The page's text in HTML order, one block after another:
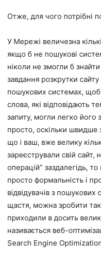
Отже, для чого потрібні
У Мережі величезна
якщо б не пошукові
ніколи не змогли б
завдання розкрутки
пошукових системах, щоб
слова, які відповідають
запиту, могли легко його
просто, оскільки швидше
що і ваш, вже велику
зареєстрували свій сайт,
операцій” заздалегідь,
просто формальність і
відвідувачів з
щастя, можна зробити
приходили в досить
називається веб-
Search Engine